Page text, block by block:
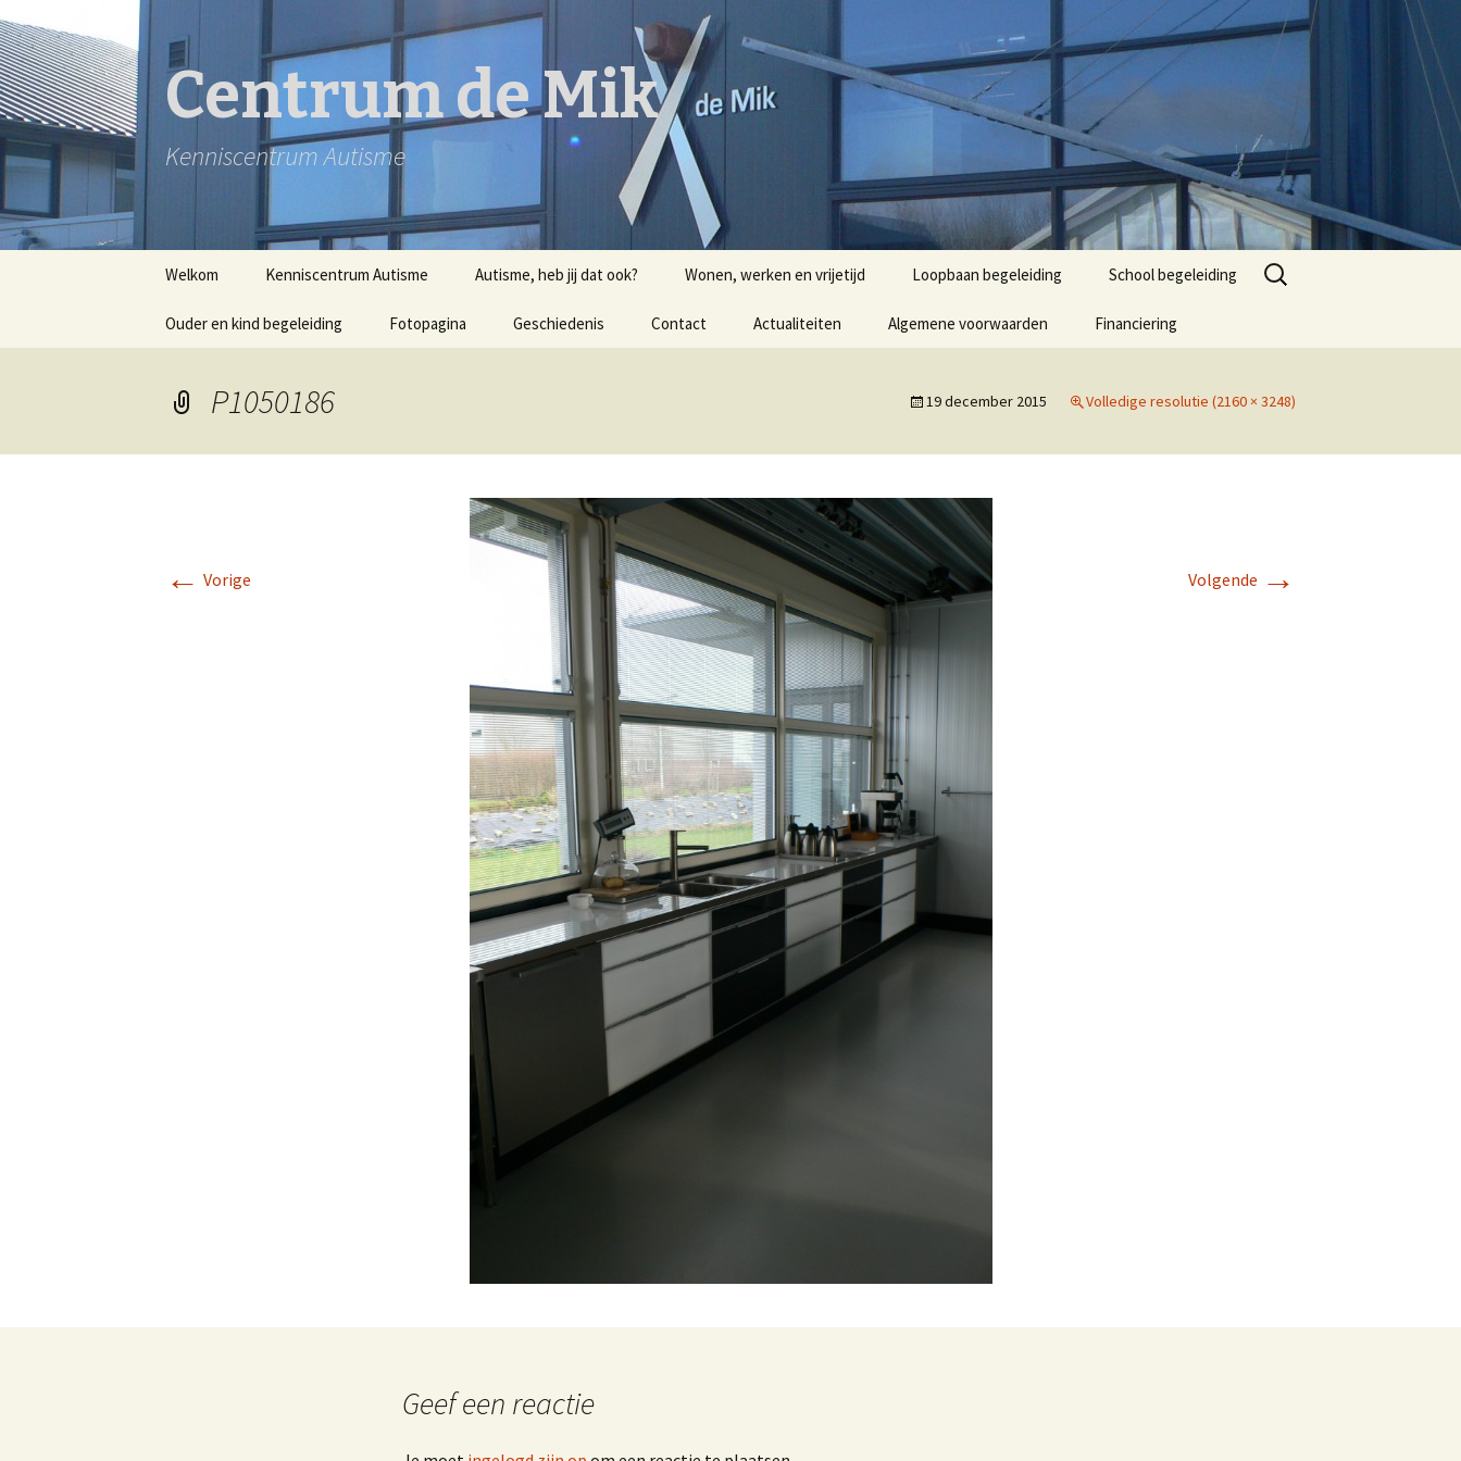
Centrum de Mik
Kenniscentrum Autisme
inhoud
Welkom Kenniscentrum Autisme Autisme, heb jij dat ook? Wonen, werken en vrijetijd Loopbaan begeleiding School begeleiding
Ouder en kind begeleiding Fotopagina Geschiedenis Contact Actualiteiten Algemene voorwaarden Financiering
Zoeken
naar:
P1050186 19 december 2015 Volledige resolutie (2160 × 3248)
← Vorige Volgende →
Geef een reactie